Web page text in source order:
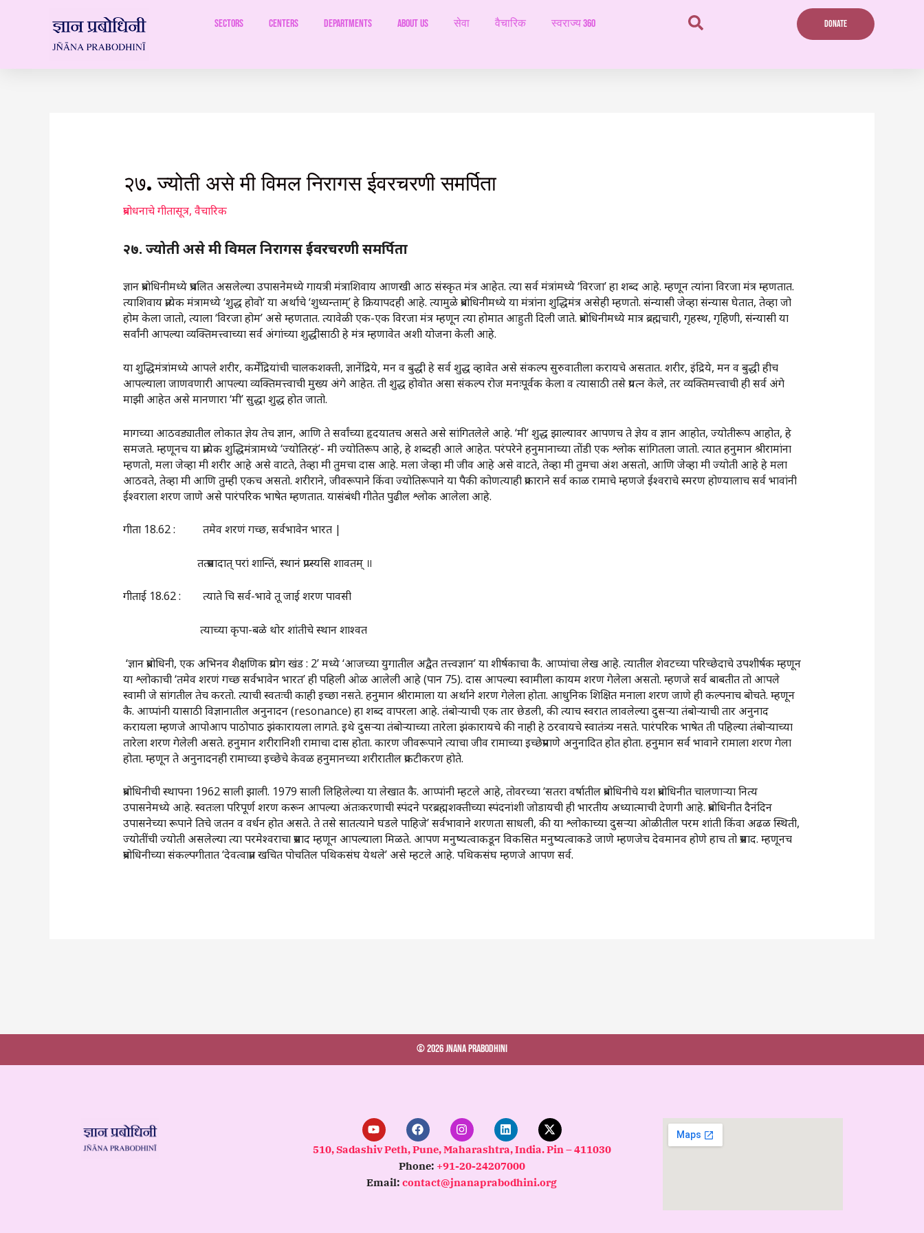
Sectors Centers Departments ABOUT US सेवा वैचारिक स्वराज्य 360 DONATE
२७. ज्योती असे मी विमल निरागस ईवरचरणी समर्पिता
प्रबोधनाचे गीतासूत्र, वैचारिक
२७. ज्योती असे मी विमल निरागस ईवरचरणी समर्पिता
ज्ञान प्रबोधिनीमध्ये प्रचलित असलेल्या उपासनेमध्ये गायत्री मंत्राशिवाय आणखी आठ संस्कृत मंत्र आहेत. त्या सर्व मंत्रांमध्ये ‌‘विरजा‌’ हा शब्द आहे. म्हणून त्यांना विरजा मंत्र म्हणतात.
त्याशिवाय प्रत्येक मंत्रामध्ये ‌‘शुद्ध होवो‌’ या अर्थाचे ‌‘शुध्यन्ताम्‌‍‌’ हे क्रियापदही आहे. त्यामुळे प्रबोधिनीमध्ये या मंत्रांना शुद्धिमंत्र असेही म्हणतो. संन्यासी जेव्हा संन्यास घेतात, तेव्हा जो
होम केला जातो, त्याला ‌‘विरजा होम‌’ असे म्हणतात. त्यावेळी एक-एक विरजा मंत्र म्हणून त्या होमात आहुती दिली जाते. प्रबोधिनीमध्ये मात्र ब्रह्मचारी, गृहस्थ, गृहिणी, संन्यासी या
सर्वांनी आपल्या व्यक्तिमत्त्वाच्या सर्व अंगांच्या शुद्धीसाठी हे मंत्र म्हणावेत अशी योजना केली आहे.
या शुद्धिमंत्रांमध्ये आपले शरीर, कर्मेंद्रियांची चालकशक्ती, ज्ञानेंद्रिये, मन व बुद्धी हे सर्व शुद्ध व्हावेत असे संकल्प सुरुवातीला करायचे असतात. शरीर, इंद्रिये, मन व बुद्धी हीच
आपल्याला जाणवणारी आपल्या व्यक्तिमत्त्वाची मुख्य अंगे आहेत. ती शुद्ध होवोत असा संकल्प रोज मनःपूर्वक केला व त्यासाठी तसे प्रयत्न केले, तर व्यक्तिमत्त्वाची ही सर्व अंगे
माझी आहेत असे मानणारा ‌‘मी‌’ सुद्धा शुद्ध होत जातो.
मागच्या आठवड्यातील लोकात ज्ञेय तेच ज्ञान, आणि ते सर्वांच्या हृदयातच असते असे सांगितलेले आहे. ‌‘मी‌’ शुद्ध झाल्यावर आपणच ते ज्ञेय व ज्ञान आहोत, ज्योतीरूप आहोत, हे
समजते. म्हणूनच या प्रत्येक शुद्धिमंत्रामध्ये ‌‘ज्योतिरहं‌’- मी ज्योतिरूप आहे, हे शब्दही आले आहेत. परंपरेने हनुमानाच्या तोंडी एक श्लोक सांगितला जातो. त्यात हनुमान श्रीरामांना
म्हणतो, मला जेव्हा मी शरीर आहे असे वाटते, तेव्हा मी तुमचा दास आहे. मला जेव्हा मी जीव आहे असे वाटते, तेव्हा मी तुमचा अंश असतो, आणि जेव्हा मी ज्योती आहे हे मला
आठवते, तेव्हा मी आणि तुम्ही एकच असतो. शरीराने, जीवरूपाने किंवा ज्योतिरूपाने या पैकी कोणत्याही प्रकाराने सर्व काळ रामाचे म्हणजे ईश्वराचे स्मरण होण्यालाच सर्व भावांनी
ईश्वराला शरण जाणे असे पारंपरिक भाषेत म्हणतात. यासंबंधी गीतेत पुढील श्लोक आलेला आहे.
गीता 18.62 : तमेव शरणं गच्छ, सर्वभावेन भारत |
तत्प्रसादात्‌‍ परां शान्तिं, स्थानं प्राप्स्यसि शावतम्‌‍ ॥
गीताई 18.62 : त्याते चि सर्व-भावे तू जाई शरण पावसी
त्याच्या कृपा-बळे थोर शांतीचे स्थान शाश्वत
‌ ‘ज्ञान प्रबोधिनी, एक अभिनव शैक्षणिक प्रयोग खंड : 2‌’ मध्ये ‌‘आजच्या युगातील अद्वैत तत्त्वज्ञान‌’ या शीर्षकाचा कै. आप्पांचा लेख आहे. त्यातील शेवटच्या परिच्छेदाचे उपशीर्षक म्हणून
या श्लोकाची ‌‘तमेव शरणं गच्छ सर्वभावेन भारत‌’ ही पहिली ओळ आलेली आहे (पान 75). दास आपल्या स्वामीला कायम शरण गेलेला असतो. म्हणजे सर्व बाबतीत तो आपले
स्वामी जे सांगतील तेच करतो. त्याची स्वतःची काही इच्छा नसते. हनुमान श्रीरामाला या अर्थाने शरण गेलेला होता. आधुनिक शिक्षित मनाला शरण जाणे ही कल्पनाच बोचते. म्हणून
कै. आप्पांनी यासाठी विज्ञानातील अनुनादन (resonance) हा शब्द वापरला आहे. तंबोऱ्याची एक तार छेडली, की त्याच स्वरात लावलेल्या दुसऱ्या तंबोऱ्याची तार अनुनाद
करायला म्हणजे आपोआप पाठोपाठ झंकारायला लागते. इथे दुसऱ्या तंबोऱ्याच्या तारेला झंकारायचे की नाही हे ठरवायचे स्वातंत्र्य नसते. पारंपरिक भाषेत ती पहिल्या तंबोऱ्याच्या
तारेला शरण गेलेली असते. हनुमान शरीरानिशी रामाचा दास होता. कारण जीवरूपाने त्याचा जीव रामाच्या इच्छेप्रमाणे अनुनादित होत होता. हनुमान सर्व भावाने रामाला शरण गेला
होता. म्हणून ते अनुनादनही रामाच्या इच्छेचे केवळ हनुमानच्या शरीरातील प्रकटीकरण होते.
प्रबोधिनीची स्थापना 1962 साली झाली. 1979 साली लिहिलेल्या या लेखात कै. आप्पांनी म्हटले आहे, तोवरच्या ‌‘सतरा वर्षातील प्रबोधिनीचे यश प्रबोधिनीत चालणाऱ्या नित्य
उपासनेमध्ये आहे. स्वतःला परिपूर्ण शरण करून आपल्या अंतःकरणाची स्पंदने परब्रह्मशक्तीच्या स्पंदनांशी जोडायची ही भारतीय अध्यात्माची देणगी आहे. प्रबोधिनीत दैनंदिन
उपासनेच्या रूपाने तिचे जतन व वर्धन होत असते. ते तसे सातत्याने घडले पाहिजे‌’ सर्वभावाने शरणता साधली, की या श्लोकाच्या दुसऱ्या ओळीतील परम शांती किंवा अढळ स्थिती,
ज्योतींची ज्योती असलेल्या त्या परमेश्वराचा प्रसाद म्हणून आपल्याला मिळते. आपण मनुष्यत्वाकडून विकसित मनुष्यत्वाकडे जाणे म्हणजेच देवमानव होणे हाच तो प्रसाद. म्हणूनच
प्रबोधिनीच्या संकल्पगीतात ‌‘देवत्वाप्रत खचित पोचतिल पथिकसंघ येथले‌’ असे म्हटले आहे. पथिकसंघ म्हणजे आपण सर्व.
© 2026 Jnana Prabodhini
Y
o
u
t
b
F
a
c
e
b
o
I
n
s
t
a
g
L
i
n
k
e
d
X
-
t
w
t
t
510, Sadashiv Peth, Pune, Maharashtra, India. Pin – 411030
Phone: +91-20-24207000
Email:contact@jnanaprabodhini.org